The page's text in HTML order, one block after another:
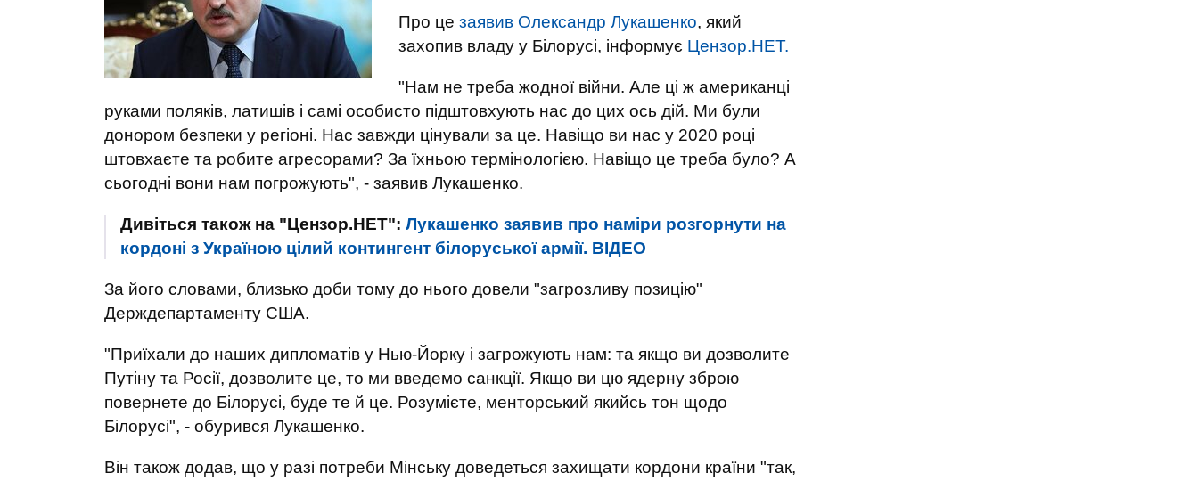
Про це заявив Олександр Лукашенко, який
захопив владу у Білорусі, інформує Цензор.НЕТ.
"Нам не треба жодної війни. Але ці ж американці
руками поляків, латишів і самі особисто підштовхують нас до цих ось дій. Ми були
донором безпеки у регіоні. Нас завжди цінували за це. Навіщо ви нас у 2020 році
штовхаєте та робите агресорами? За їхньою термінологією. Навіщо це треба було? А
сьогодні вони нам погрожують", - заявив Лукашенко.
Дивіться також на "Цензор.НЕТ": Лукашенко заявив про наміри розгорнути на
кордоні з Україною цілий контингент білоруської армії. ВIДЕО
За його словами, близько доби тому до нього довели "загрозливу позицію"
Держдепартаменту США.
"Приїхали до наших дипломатів у Нью-Йорку і загрожують нам: та якщо ви дозволите
Путіну та Росії, дозволите це, то ми введемо санкції. Якщо ви цю ядерну зброю
повернете до Білорусі, буде те й це. Розумієте, менторський якийсь тон щодо
Білорусі", - обурився Лукашенко.
Він також додав, що у разі потреби Мінську доведеться захищати кордони країни "так,